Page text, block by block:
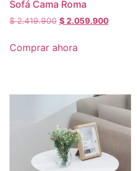
Sofá Cama Roma
$2.419.900 $2.059.900
Comprar ahora